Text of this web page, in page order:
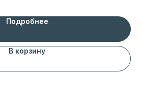
Подробнее
В корзину